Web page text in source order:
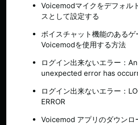
Voicemodマイクをデフォル
スとして設定する
ボイスチャット機能のあるゲ
Voicemodを使用する方法
ログイン出来ないエラー：An
unexpected error has
ログイン出来ないエラー：
ERROR
Voicemod アプリのダウンロ